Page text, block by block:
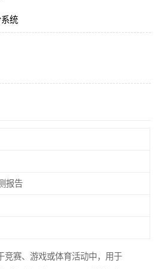
统
报告
竞赛、游戏或体育活动中，用于